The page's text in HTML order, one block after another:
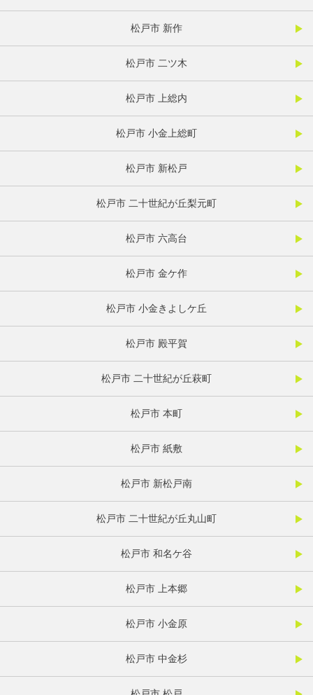
松戸市 新作
松戸市 二ツ木
松戸市 上総内
松戸市 小金上総町
松戸市 新松戸
松戸市 二十世紀が丘梨元町
松戸市 六高台
松戸市 金ケ作
松戸市 小金きよしケ丘
松戸市 殿平賀
松戸市 二十世紀が丘萩町
松戸市 本町
松戸市 紙敷
松戸市 新松戸南
松戸市 二十世紀が丘丸山町
松戸市 和名ケ谷
松戸市 上本郷
松戸市 小金原
松戸市 中金杉